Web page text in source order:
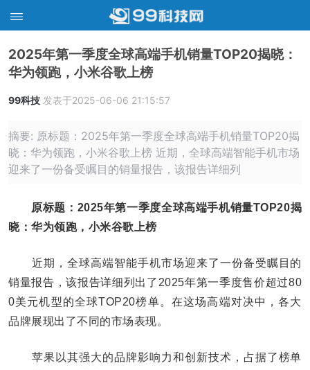
2025年第一季度全球高端手机销量TOP20揭晓：
华为领跑，小米谷歌上榜
99科技 发表于2025-06-06 21:15:57
摘要: 原标题：2025年第一季度全球高端手机销量TOP20揭
晓：华为领跑，小米谷歌上榜 近期，全球高端智能手机市场
迎来了一份备受瞩目的销量报告，该报告详细列
原标题：2025年第一季度全球高端手机销量TOP20揭
晓：华为领跑，小米谷歌上榜
近期，全球高端智能手机市场迎来了一份备受瞩目的
销量报告，该报告详细列出了2025年第一季度售价超过80
0美元机型的全球TOP20榜单。在这场高端对决中，各大
品牌展现出了不同的市场表现。
苹果以其强大的品牌影响力和创新技术，占据了榜单